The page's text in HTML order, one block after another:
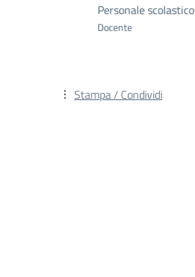
Personale scolastico
Docente
Stampa / Condividi